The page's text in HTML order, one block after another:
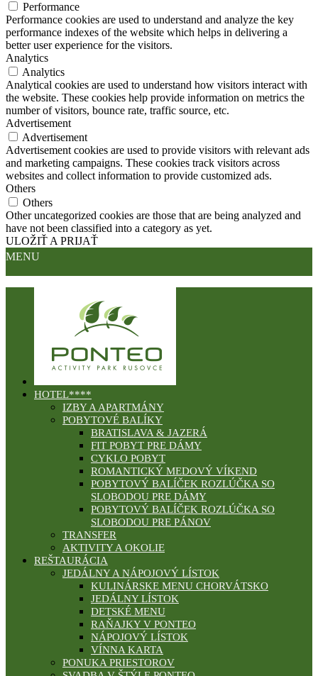
Performance
Performance cookies are used to understand and analyze the key
performance indexes of the website which helps in delivering a
better user experience for the visitors.
Analytics
Analytics
Analytical cookies are used to understand how visitors interact with
the website. These cookies help provide information on metrics the
number of visitors, bounce rate, traffic source, etc.
Advertisement
Advertisement
Advertisement cookies are used to provide visitors with relevant ads
and marketing campaigns. These cookies track visitors across
websites and collect information to provide customized ads.
Others
Others
Other uncategorized cookies are those that are being analyzed and
have not been classified into a category as yet.
ULOŽIŤ A PRIJAŤ
MENU
HOTEL****
IZBY A APARTMÁNY
POBYTOVÉ BALÍKY
BRATISLAVA & JAZERÁ
FIT POBYT PRE DÁMY
CYKLO POBYT
ROMANTICKÝ MEDOVÝ VÍKEND
POBYTOVÝ BALÍČEK ROZLÚČKA SO
SLOBODOU PRE DÁMY
POBYTOVÝ BALÍČEK ROZLÚČKA SO
SLOBODOU PRE PÁNOV
TRANSFER
AKTIVITY A OKOLIE
REŠTAURÁCIA
JEDÁLNY A NÁPOJOVÝ LÍSTOK
KULINÁRSKE MENU CHORVÁTSKO
JEDÁLNY LÍSTOK
DETSKÉ MENU
RAŇAJKY V PONTEO
NÁPOJOVÝ LÍSTOK
VÍNNA KARTA
PONUKA PRIESTOROV